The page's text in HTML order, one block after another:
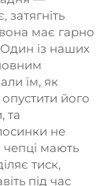
має гарно
із наших
їм, як
його
та
не
чепці мають
тиск,
під час